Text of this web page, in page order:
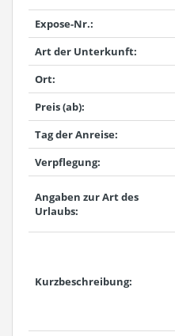
Expose-Nr.:
Art der Unterkunft:
Ort:
Preis (ab):
Tag der Anreise:
Verpflegung:
Angaben zur Art des
Urlaubs:
Kurzbeschreibung: